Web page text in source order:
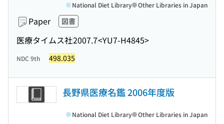
Paper 図書
医療タイムス社2007.7<YU7-H4845>
National Diet Library Other Libraries in Japan
NDC 9th 498.035
長野県医療名鑑 2006年度版
National Diet Library Other Libraries in Japan